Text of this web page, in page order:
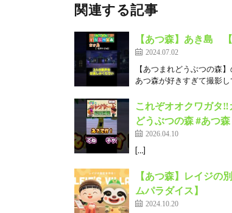
関連する記事
【あつ森】あき島
2024.07.02
【あつまれどうぶつの森
あつ森が好きすぎて撮影
これぞオオクワガタ
どうぶつの森 #あつ
2026.04.10
[…]
【あつ森】レイジの
ムパラダイス】
2024.10.20